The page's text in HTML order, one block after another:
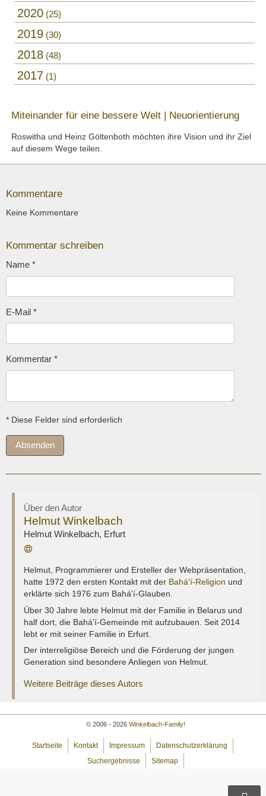
2020 25
2019 30
2018 48
2017 1
Miteinander für eine bessere Welt | Neuorientierung
Roswitha und Heinz Göltenboth möchten ihre Vision und ihr Ziel
auf diesem Wege teilen.
Kommentare
Keine Kommentare
Kommentar schreiben
Name *
E-Mail *
Kommentar *
* Diese Felder sind erforderlich
Absenden
Über den Autor
Helmut Winkelbach
Helmut Winkelbach, Erfurt
Webseite
Helmut, Programmierer und Ersteller der Webpräsentation,
hatte 1972 den ersten Kontakt mit der Bahá'í-Religion und
erklärte sich 1976 zum Bahá'í-Glauben.
Über 30 Jahre lebte Helmut mit der Familie in Belarus und
half dort, die Bahá'í-Gemeinde mit aufzubauen. Seit 2014
lebt er mit seiner Familie in Erfurt.
Der interreligiöse Bereich und die Förderung der jungen
Generation sind besondere Anliegen von Helmut.
Weitere Beiträge dieses Autors
© 2006 - 2026 Winkelbach-Family!
Startseite Kontakt Impressum
Datenschutzerklärung
Suchergebnisse
Sitemap